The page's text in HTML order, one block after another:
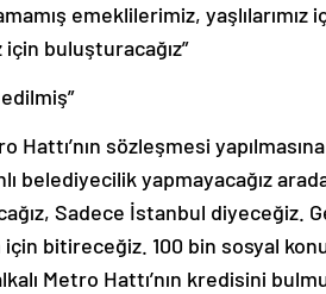
emeklilerimiz,
buluşturacağız”
Hattı’nın sözleşmesi
belediyecilik yapmayacağız
Sadece İstanbul diyeceğiz.
için bitireceğiz. 100 bin sosyal
Metro Hattı’nın kredisini